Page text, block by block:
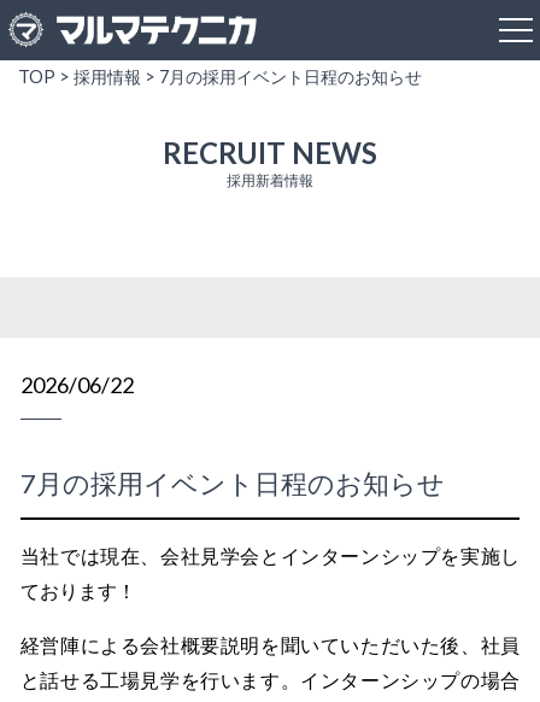
TOP > 採用情報 > 7月の採用イベント日程のお知らせ
RECRUIT NEWS
採用新着情報
2026/06/22
7月の採用イベント日程のお知らせ
当社では現在、会社見学会とインターンシップを実施し
ております！
経営陣による会社概要説明を聞いていただいた後、社員
と話せる工場見学を行います。インターンシップの場合